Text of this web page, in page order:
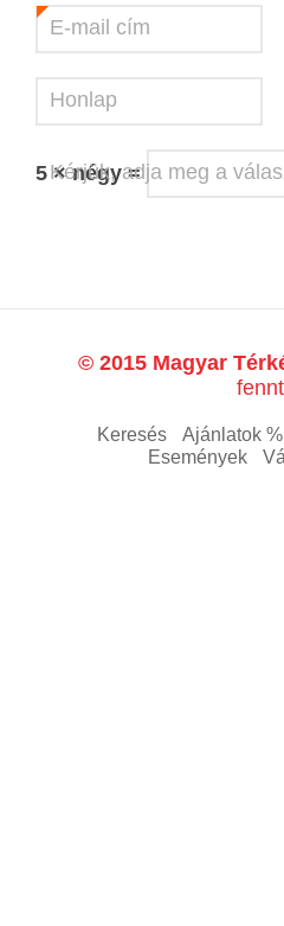
E-mail cím
Honlap
Kérjük, adja meg a
5 × négy =
© 2015 Magyar
Keresés Ajánlatok %
Események